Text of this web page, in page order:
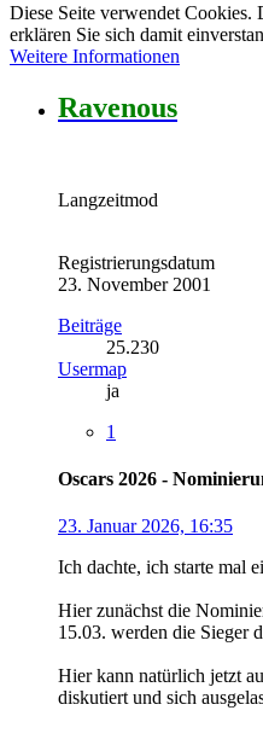
Diese Seite verwendet Cookies.
erklären Sie sich damit
Weitere Informationen
Ravenous
Langzeitmod
Registrierungsdatum
23. November 2001
Beiträge
25.230
Usermap
ja
1
Oscars 2026 -
23. Januar 2026, 16:35
Ich dachte, ich starte mal
Hier zunächst die
15.03. werden die Sieger
Hier kann natürlich jetzt
diskutiert und sich